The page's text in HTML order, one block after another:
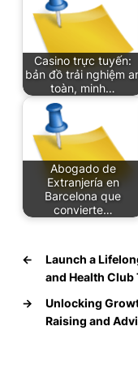
Casino trực tuyến:
bản đồ trải nghiệm
toàn, minh…
Abogado de
Extranjería en
Barcelona que
convierte…
←
Launch a
and Health Club
→
Unlocking
Raising and